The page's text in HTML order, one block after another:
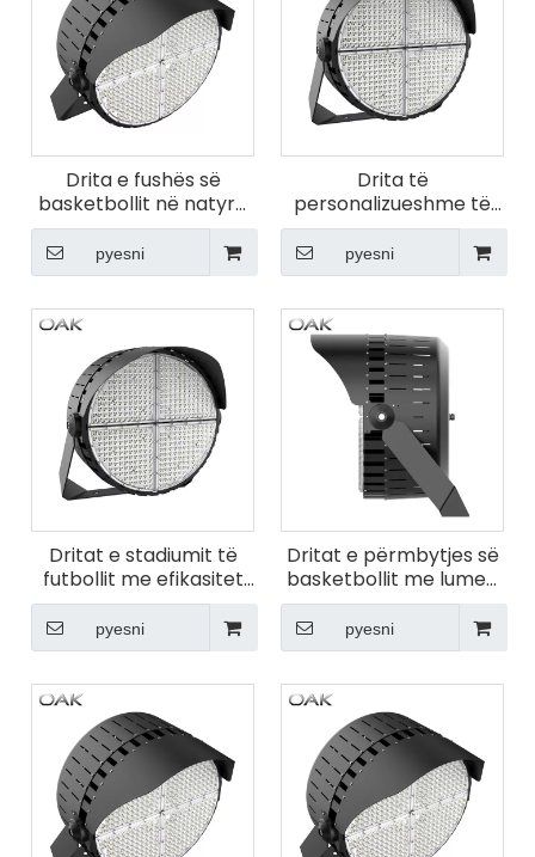
Drita e fushës së
basketbollit në natyrë
700W me shkëlqim të
lartë
pyesni
Drita të
personalizueshme të
fushës së futbollit 500
W për stadiumin e
futbollit
pyesni
Dritat e stadiumit të
futbollit me efikasitet
të lartë për fushën e
futbollit
pyesni
Dritat e përmbytjes së
basketbollit me lumen
të lartë për ambiente
të jashtme
pyesni